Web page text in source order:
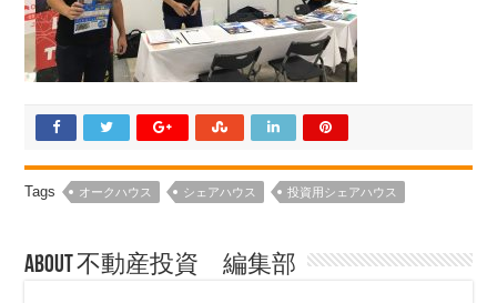
Tags オークハウス シェアハウス 投資用シェアハウス
About 不動産投資 編集部